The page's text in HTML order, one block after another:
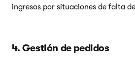
ingresos por situaciones de falta
4. Gestión de pedidos